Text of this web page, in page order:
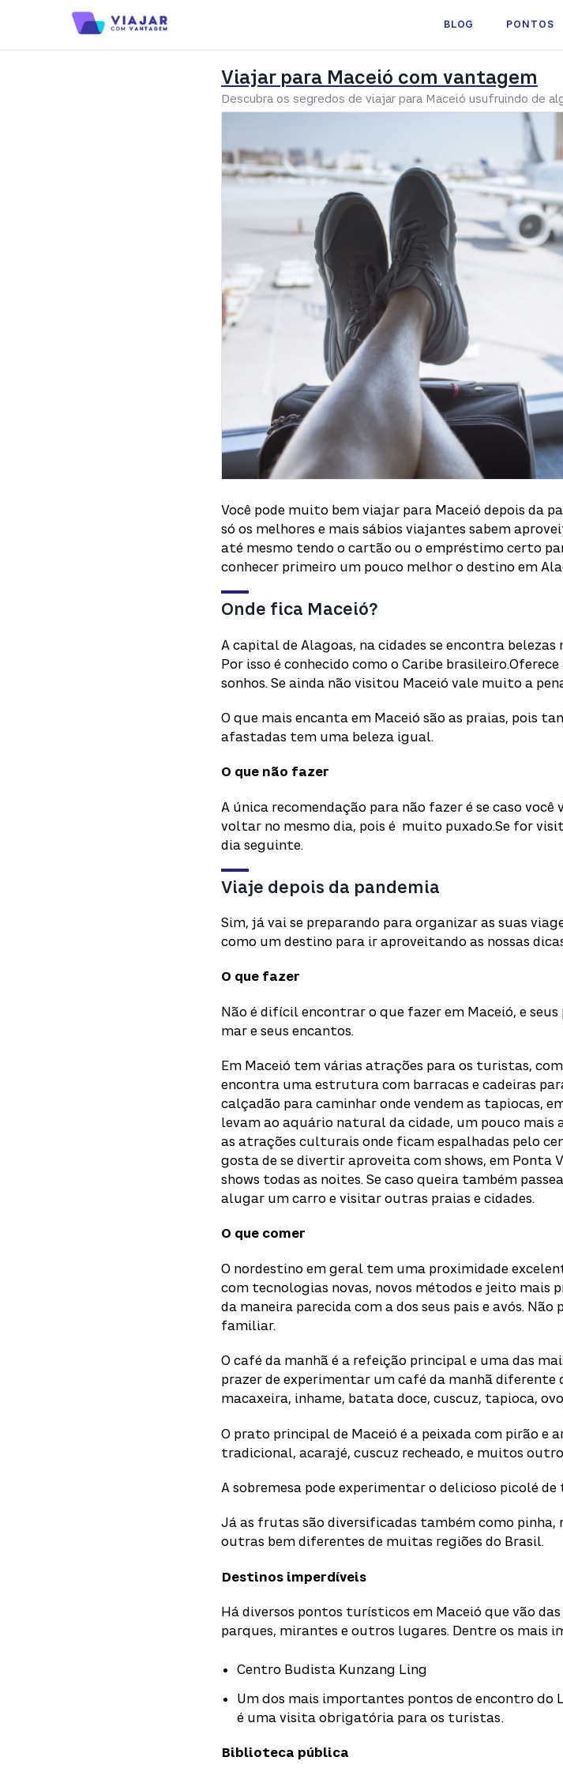
BLOG PONTOS
Viajar para Maceió com vantagem
Descubra os segredos de viajar para Maceió usufruindo de
Você pode muito bem viajar para Maceió depois da
só os melhores e mais sábios viajantes sabem
até mesmo tendo o cartão ou o empréstimo certo
conhecer primeiro um pouco melhor o destino em
Onde fica Maceió?
A capital de Alagoas, na cidades se encontra
Por isso é conhecido como o Caribe
sonhos. Se ainda não visitou Maceió vale muito a
O que mais encanta em Maceió são as praias, pois
afastadas tem uma beleza igual.
O que não fazer
A única recomendação para não fazer é se caso
voltar no mesmo dia, pois é muito puxado.Se for
dia seguinte.
Viaje depois da pandemia
Sim, já vai se preparando para organizar as suas
como um destino para ir aproveitando as nossas
O que fazer
Não é difícil encontrar o que fazer em Maceió, e
mar e seus encantos.
Em Maceió tem várias atrações para os turistas,
encontra uma estrutura com barracas e cadeiras
calçadão para caminhar onde vendem as tapiocas,
levam ao aquário natural da cidade, um pouco mais
as atrações culturais onde ficam espalhadas pelo
gosta de se divertir aproveita com shows, em Ponta
shows todas as noites. Se caso queira também
alugar um carro e visitar outras praias e cidades.
O que comer
O nordestino em geral tem uma proximidade
com tecnologias novas, novos métodos e jeito mais
da maneira parecida com a dos seus pais e avós.
familiar.
O café da manhã é a refeição principal e uma das
prazer de experimentar um café da manhã diferente
macaxeira, inhame, batata doce, cuscuz, tapioca,
O prato principal de Maceió é a peixada com pirão e
tradicional, acarajé, cuscuz recheado, e muitos
A sobremesa pode experimentar o delicioso picolé de
Já as frutas são diversificadas também como pinha,
outras bem diferentes de muitas regiões do Brasil.
Destinos imperdíveis
Há diversos pontos turísticos em Maceió que vão
parques, mirantes e outros lugares. Dentre os mais
Centro Budista Kunzang Ling
Um dos mais importantes pontos de encontro do
é uma visita obrigatória para os turistas.
Biblioteca pública